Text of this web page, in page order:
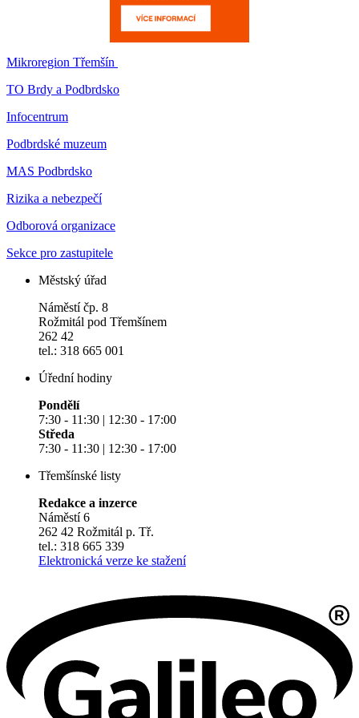
Mikroregion Třemšín
TO Brdy a Podbrdsko
Infocentrum
Podbrdské muzeum
MAS Podbrdsko
Rizika a nebezpečí
Odborová organizace
Sekce pro zastupitele
Městský úřad
Náměstí čp. 8
Rožmitál pod Třemšínem
262 42
tel.: 318 665 001
Úřední hodiny
Pondělí
7:30 - 11:30 | 12:30 - 17:00
Středa
7:30 - 11:30 | 12:30 - 17:00
Třemšínské listy
Redakce a inzerce
Náměstí 6
262 42 Rožmitál p. Tř.
tel.: 318 665 339
Elektronická verze ke stažení